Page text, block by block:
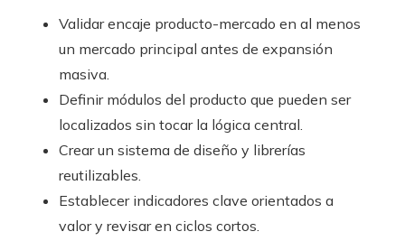
Validar encaje producto-mercado en al menos
un mercado principal antes de expansión
masiva.
Definir módulos del producto que pueden ser
localizados sin tocar la lógica central.
Crear un sistema de diseño y librerías
reutilizables.
Establecer indicadores clave orientados a
valor y revisar en ciclos cortos.